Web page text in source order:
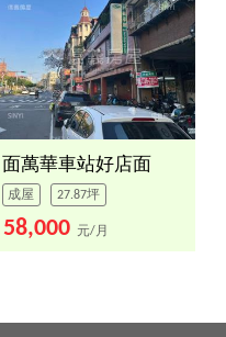
面萬華車站好店面
成屋 27.87坪
58,000 元/月